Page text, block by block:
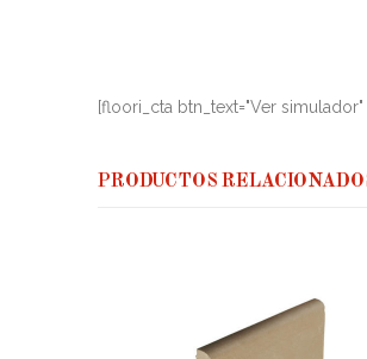
[floori_cta btn_text="Ver
PRODUCTOS